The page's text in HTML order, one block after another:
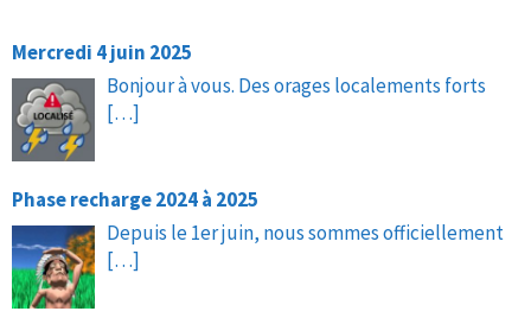
Mercredi 4 juin 2025
Bonjour à vous. Des orages localements forts
[…]
Phase recharge 2024 à 2025
Depuis le 1er juin, nous sommes officiellement
[…]